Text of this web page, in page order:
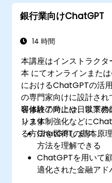
いて意思決定プロ
リスク管理戦略に
銀行業向けChatGPT
14 時間
本講座はインストラク
本 にてオンラインまた
におけるChatGPTの活
の専門家向けに設計さ
客体験の向上や日常業
ンス体制強化などに
る方法を習得します。
研修終了時には、以下
ります：
ChatGPTの基本原
方法を理解できる
ChatGPTを用いて
適化された金融ア